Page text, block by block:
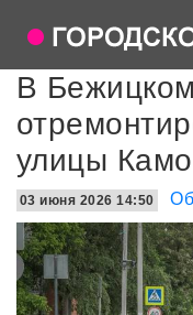
В
улицы
03 июня 2026 14:50